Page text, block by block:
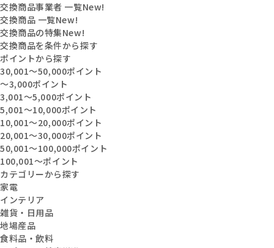
交換商品事業者 一覧New!
交換商品 一覧New!
交換商品の特集New!
交換商品を条件から探す
ポイントから探す
30,001〜50,000ポイント
〜3,000ポイント
3,001〜5,000ポイント
5,001〜10,000ポイント
10,001〜20,000ポイント
20,001〜30,000ポイント
50,001〜100,000ポイント
100,001〜ポイント
カテゴリーから探す
家電
インテリア
雑貨・日用品
地場産品
食料品・飲料